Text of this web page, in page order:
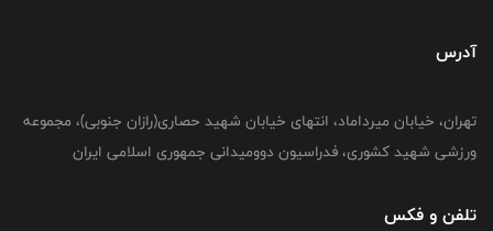
آدرس
تهران، خیابان میرداماد، انتهای خیابان شهید حصاری(رازان جنوبی)، مجموعه
ورزشی شهید کشوری، فدراسیون دوومیدانی جمهوری اسلامی ایران
تلفن و فکس